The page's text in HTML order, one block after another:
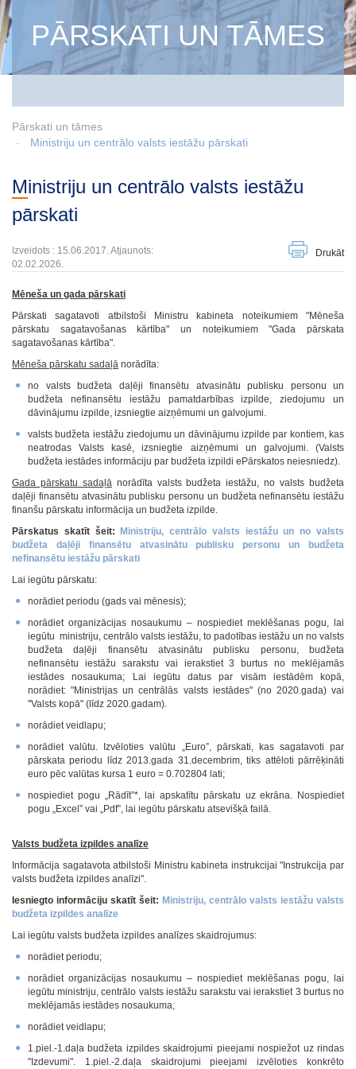
PĀRSKATI UN TĀMES
Pārskati un tāmes
Ministriju un centrālo valsts iestāžu pārskati
Ministriju un centrālo valsts iestāžu
pārskati
Izveidots : 15.06.2017. Atjaunots:
02.02.2026.
Drukāt
Mēneša un gada pārskati
Pārskati sagatavoti atbilstoši Ministru kabineta noteikumiem "Mēneša
pārskatu sagatavošanas kārtība" un noteikumiem "Gada pārskata
sagatavošanas kārtība".
Mēneša pārskatu sadaļā norādīta:
no valsts budžeta daļēji finansētu atvasinātu publisku personu un
budžeta nefinansētu iestāžu pamatdarbības izpilde, ziedojumu un
dāvinājumu izpilde, izsniegtie aizņēmumi un galvojumi.
valsts budžeta iestāžu ziedojumu un dāvinājumu izpilde par kontiem, kas
neatrodas Valsts kasē, izsniegtie aizņēmumi un galvojumi. (Valsts
budžeta iestādes informāciju par budžeta izpildi ePārskatos neiesniedz).
Gada pārskatu sadaļānorādīta valsts budžeta iestāžu, no valsts budžeta
daļēji finansētu atvasinātu publisku personu un budžeta nefinansētu iestāžu
finanšu pārskatu informācija un budžeta izpilde.
Pārskatus skatīt šeit:
Ministriju, centrālo valsts iestāžu un no valsts
budžeta daļēji finansētu atvasinātu publisku personu un budžeta
nefinansētu iestāžu pārskati
Lai iegūtu pārskatu:
norādiet periodu (gads vai mēnesis);
norādiet organizācijas nosaukumu – nospiediet meklēšanas pogu, lai
iegūtu ministriju, centrālo valsts iestāžu, to padotības iestāžu un no valsts
budžeta daļēji finansētu atvasinātu publisku personu, budžeta
nefinansētu iestāžu sarakstu vai ierakstiet 3 burtus no meklējamās
iestādes nosaukuma; Lai iegūtu datus par visām iestādēm kopā,
norādiet: "Ministrijas un centrālās valsts iestādes" (no 2020.gada) vai
"Valsts kopā" (līdz 2020.gadam).
norādiet veidlapu;
norādiet valūtu. Izvēloties valūtu „Euro”, pārskati, kas sagatavoti par
pārskata periodu līdz 2013.gada 31.decembrim, tiks attēloti pārrēķināti
euro pēc valūtas kursa 1 euro = 0.702804 lati;
nospiediet pogu „Rādīt”*, lai apskatītu pārskatu uz ekrāna. Nospiediet
pogu „Excel” vai „Pdf”, lai iegūtu pārskatu atsevišķā failā.
Valsts budžeta izpildes analīze
Informācija sagatavota atbilstoši Ministru kabineta instrukcijai "Instrukcija par
valsts budžeta izpildes analīzi".
Iesniegto informāciju skatīt šeit: Ministriju, centrālo valsts iestāžu valsts
budžeta izpildes analīze
Lai iegūtu valsts budžeta izpildes analīzes skaidrojumus:
norādiet periodu;
norādiet organizācijas nosaukumu – nospiediet meklēšanas pogu, lai
iegūtu ministriju, centrālo valsts iestāžu sarakstu vai ierakstiet 3 burtus no
meklējamās iestādes nosaukuma;
norādiet veidlapu;
1.piel.-1.daļa budžeta izpildes skaidrojumi pieejami nospiežot uz rindas
"Izdevumi". 1.piel.-2.daļa skaidrojumi pieejami izvēloties konkrēto